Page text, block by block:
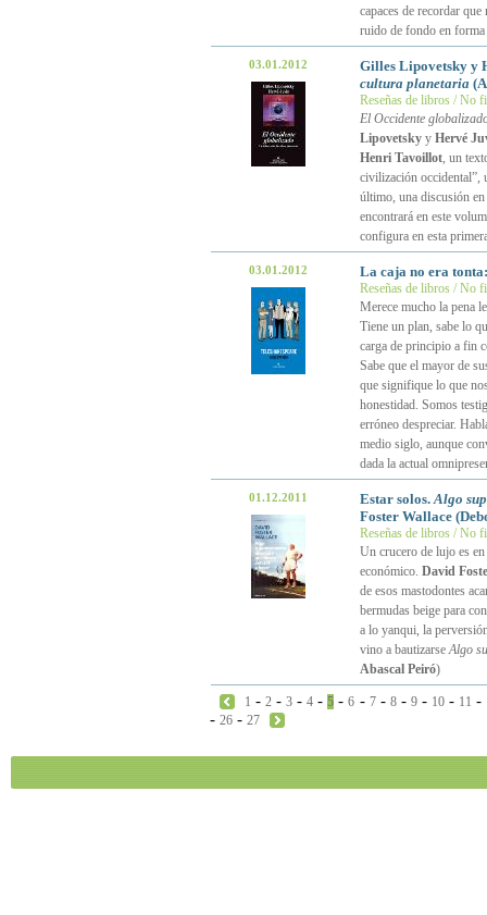
capaces de recordar
ruido de fondo en
03.01.2012
Gilles Lipovetsky y
cultura planetaria
Reseñas de libros / No
El Occidente
Lipovetskyy Hervé
Henri Tavoillot, un
civilización occidental”,
último, una discusión en
encontrará en este
configura en esta
03.01.2012 La caja no era
Reseñas de libros / No
Merece mucho la pena
Tiene un plan, sabe lo
carga de principio a fin
Sabe que el mayor de
que signifique lo que
honestidad. Somos
erróneo despreciar.
medio siglo, aunque
dada la actual
01.12.2011 Estar solos.Algo
Foster Wallace
Reseñas de libros / No
Un crucero de lujo es
económico. David
de esos mastodontes
bermudas beige para
a lo yanqui, la
vino a bautizarseAlgo
Abascal Peiró)
1 -2 -3 -4 -5 -6 - 7- 8- 9- 10- 11 -
- 26 - 27